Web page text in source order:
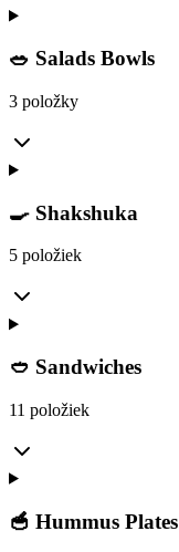
🥗 Salads Bowls
3 položky
🍳 Shakshuka
5 položiek
🥙 Sandwiches
11 položiek
🥣 Hummus Plates